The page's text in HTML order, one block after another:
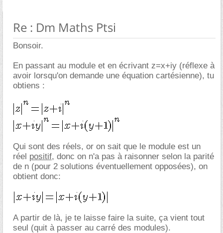
Re : Dm Maths Ptsi
Bonsoir.
En passant au module et en écrivant z=x+iy (réflexe à
avoir lorsqu'on demande une équation cartésienne), tu
obtiens :
Qui sont des réels, or on sait que le module est un
réel positif, donc on n'a pas à raisonner selon la parité
de n (pour 2 solutions éventuellement opposées), on
obtient donc:
A partir de là, je te laisse faire la suite, ça vient tout
seul (quit à passer au carré des modules).